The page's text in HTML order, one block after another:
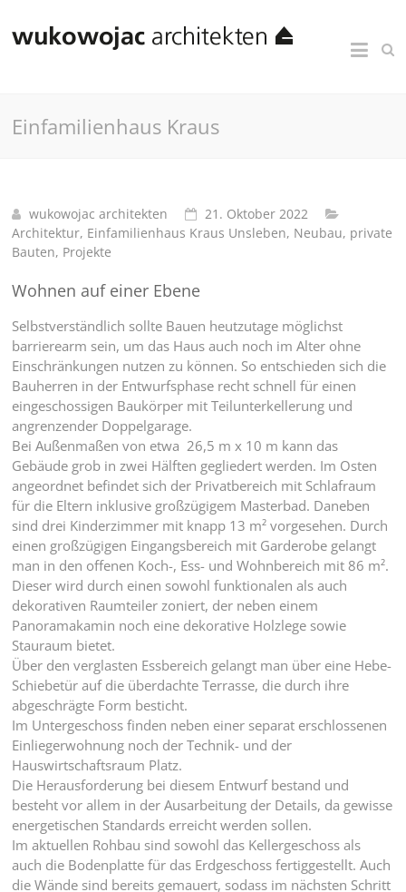
Einfamilienhaus Kraus
wukowojac architekten
21. Oktober 2022
Architektur, Einfamilienhaus Kraus Unsleben, Neubau, private
Bauten, Projekte
Wohnen auf einer Ebene
Selbstverständlich sollte Bauen heutzutage möglichst
barrierearm sein, um das Haus auch noch im Alter ohne
Einschränkungen nutzen zu können. So entschieden sich die
Bauherren in der Entwurfsphase recht schnell für einen
eingeschossigen Baukörper mit Teilunterkellerung und
angrenzender Doppelgarage.
Bei Außenmaßen von etwa 26,5 m x 10 m kann das
Gebäude grob in zwei Hälften gegliedert werden. Im Osten
angeordnet befindet sich der Privatbereich mit Schlafraum
für die Eltern inklusive großzügigem Masterbad. Daneben
sind drei Kinderzimmer mit knapp 13 m² vorgesehen. Durch
einen großzügigen Eingangsbereich mit Garderobe gelangt
man in den offenen Koch-, Ess- und Wohnbereich mit 86 m².
Dieser wird durch einen sowohl funktionalen als auch
dekorativen Raumteiler zoniert, der neben einem
Panoramakamin noch eine dekorative Holzlege sowie
Stauraum bietet.
Über den verglasten Essbereich gelangt man über eine Hebe-
Schiebetür auf die überdachte Terrasse, die durch ihre
abgeschrägte Form besticht.
Im Untergeschoss finden neben einer separat erschlossenen
Einliegerwohnung noch der Technik- und der
Hauswirtschaftsraum Platz.
Die Herausforderung bei diesem Entwurf bestand und
besteht vor allem in der Ausarbeitung der Details, da gewisse
energetischen Standards erreicht werden sollen.
Im aktuellen Rohbau sind sowohl das Kellergeschoss als
auch die Bodenplatte für das Erdgeschoss fertiggestellt. Auch
die Wände sind bereits gemauert, sodass im nächsten Schritt